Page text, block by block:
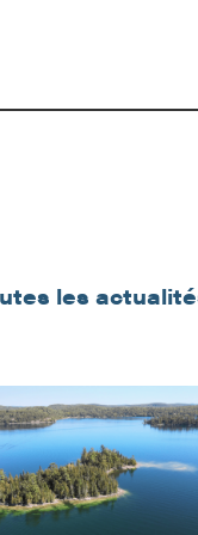
les